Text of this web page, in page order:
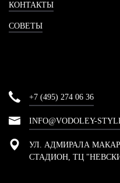
КОНТАКТЫ
СОВЕТЫ
+7 (495) 274 06 36
INFO@VODOLEY-
УЛ. АДМИРАЛА
СТАДИОН, ТЦ